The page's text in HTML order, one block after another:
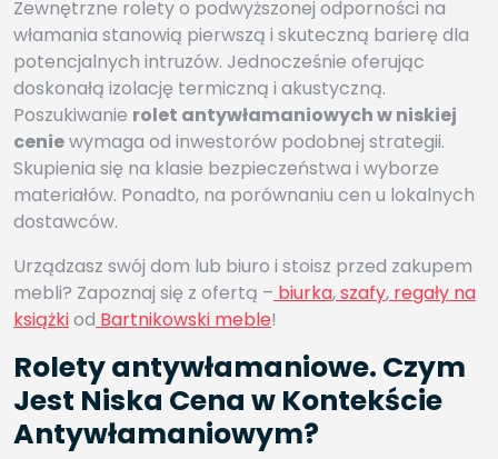
Zewnętrzne rolety o podwyższonej odporności na
włamania stanowią pierwszą i skuteczną barierę dla
potencjalnych intruzów. Jednocześnie oferując
doskonałą izolację termiczną i akustyczną.
Poszukiwanie rolet antywłamaniowych w niskiej
ceniewymaga od inwestorów podobnej strategii.
Skupienia się na klasie bezpieczeństwa i wyborze
materiałów. Ponadto, na porównaniu cen u lokalnych
dostawców.
Urządzasz swój dom lub biuro i stoisz przed zakupem
mebli? Zapoznaj się z ofertą – biurka,szafy, regały na
książkiod Bartnikowski meble!
Rolety antywłamaniowe. Czym
Jest Niska Cena w Kontekście
Antywłamaniowym?